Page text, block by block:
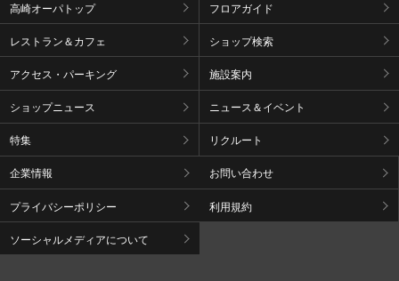
高崎オーパトップ フロアガイド
レストラン＆カフェ ショップ検索
アクセス・パーキング 施設案内
ショップニュース ニュース＆イベント
特集 リクルート
企業情報 お問い合わせ
プライバシーポリシー 利用規約
ソーシャルメディアについて